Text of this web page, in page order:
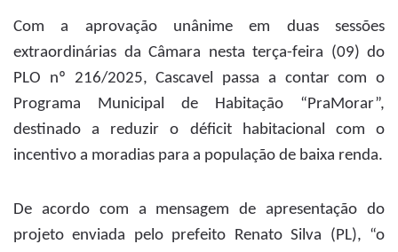
Com a aprovação unânime em duas sessões
extraordinárias da Câmara nesta terça-feira (09) do
PLO nº 216/2025, Cascavel passa a contar com o
Programa Municipal de Habitação “PraMorar”,
destinado a reduzir o déficit habitacional com o
incentivo a moradias para a população de baixa renda.
De acordo com a mensagem de apresentação do
projeto enviada pelo prefeito Renato Silva (PL), “o